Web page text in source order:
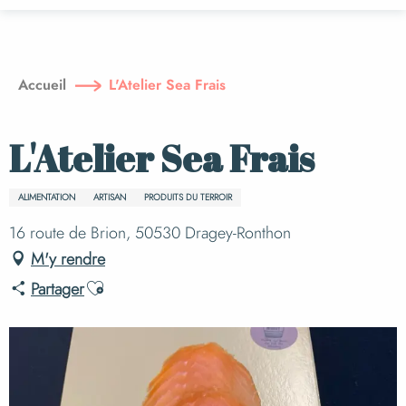
principal
Accueil L'Atelier Sea Frais
L'Atelier Sea Frais
ALIMENTATION ARTISAN PRODUITS DU TERROIR
16 route de Brion, 50530 Dragey-Ronthon
M'y rendre
PartagerAjouter aux favoris